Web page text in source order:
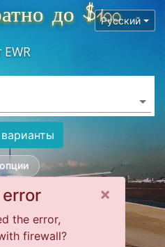
Русский
до $100
EWR
×
the error,
firewall?